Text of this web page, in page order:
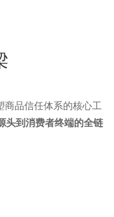
品信任体系的核心工
头到消费者终端的全链